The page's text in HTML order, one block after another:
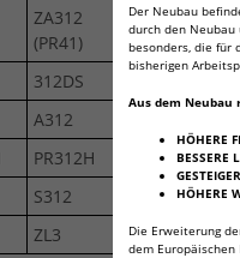
Der Neubau
durch den
besonders, die für
bisherigen
Aus dem Neubau
HÖHERE
BESSERE
HÖHERE
Die Erweiterung
dem
ZA312
(PR41)
ZA675
(PR44)
312DS
A312
PR312H
PR675H
S312
S675
ZL3 ZL1